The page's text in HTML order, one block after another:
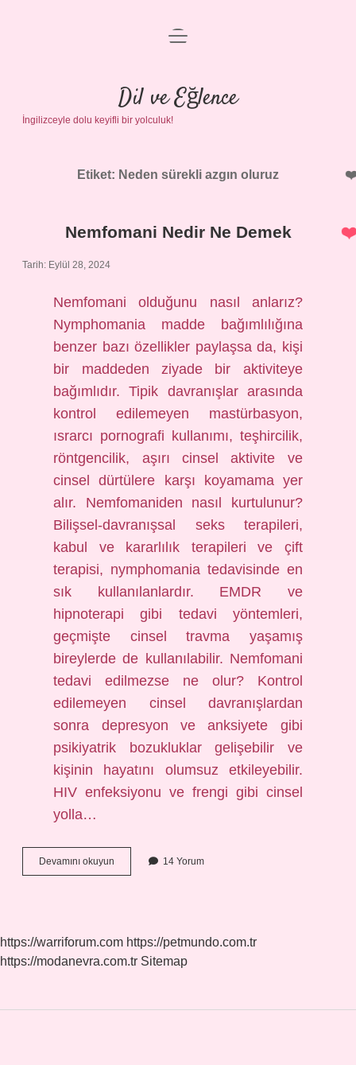
Anasayfa
Gizlilik Politikası
Yasal Uyarı
menüyü
Dil ve Eğlence
İngilizceyle dolu keyifli bir yolculuk!
Etiket: Neden sürekli azgın oluruz
Nemfomani Nedir Ne Demek
Tarih: Eylül 28, 2024
Nemfomani olduğunu nasıl anlarız?
Nymphomania madde bağımlılığına
benzer bazı özellikler paylaşsa da, kişi
bir maddeden ziyade bir aktiviteye
bağımlıdır. Tipik davranışlar arasında
kontrol edilemeyen mastürbasyon,
ısrarcı pornografi kullanımı, teşhircilik,
röntgencilik, aşırı cinsel aktivite ve
cinsel dürtülere karşı koyamama yer
alır. Nemfomaniden nasıl kurtulunur?
Bilişsel-davranışsal seks terapileri,
kabul ve kararlılık terapileri ve çift
terapisi, nymphomania tedavisinde en
sık kullanılanlardır. EMDR ve
hipnoterapi gibi tedavi yöntemleri,
geçmişte cinsel travma yaşamış
bireylerde de kullanılabilir. Nemfomani
tedavi edilmezse ne olur? Kontrol
edilemeyen cinsel davranışlardan
sonra depresyon ve anksiyete gibi
psikiyatrik bozukluklar gelişebilir ve
kişinin hayatını olumsuz etkileyebilir.
HIV enfeksiyonu ve frengi gibi cinsel
yolla…
Devamını okuyun Nemfomani
Nedir
14 Yorum
https://warriforum.com https://petmundo.com.tr
https://modanevra.com.tr Sitemap